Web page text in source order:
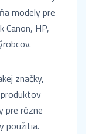
modely pre
Canon, HP,
značky,
pre rôzne
použitia.